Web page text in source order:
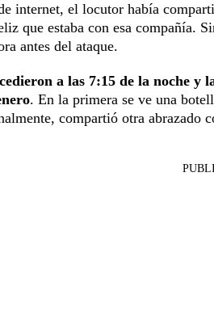
internet, el locutor había
que estaba con esa compañía.
antes del ataque.
a las 7:15 de la noche y
. En la primera se ve una
compartió otra abrazado